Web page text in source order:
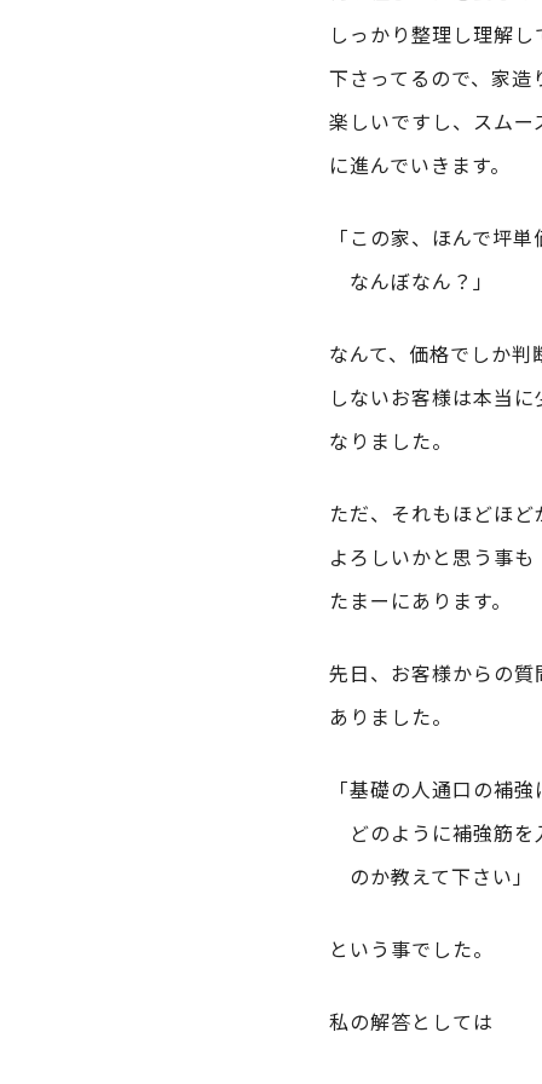
しっかり整理し理解し
下さってるので、家造
楽しいですし、スムー
に進んでいきます。
「この家、ほんで坪単
なんぼなん？」
なんて、価格でしか判
しないお客様は本当に
なりました。
ただ、それもほどほど
よろしいかと思う事も
たまーにあります。
先日、お客様からの質
ありました。
「基礎の人通口の補
どのように補強筋を
のか教えて下さい」
という事でした。
私の解答としては